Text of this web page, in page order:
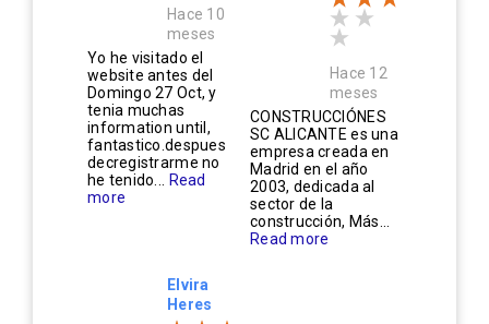
Hace 10
meses
Yo he visitado el
website antes del
Domingo 27 Oct, y
tenia muchas
information until,
fantastico.despues
decregistrarme no
he tenido...
Read
more
Hace 12
meses
CONSTRUCCIÓNES
SC ALICANTE es una
empresa creada en
Madrid en el año
2003, dedicada al
sector de la
construcción, Más...
Read more
Elvira
Heres